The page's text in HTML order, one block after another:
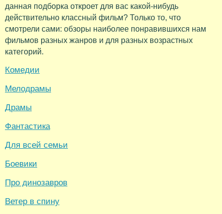
данная подборка откроет для вас какой-нибудь
действительно классный фильм? Только то, что
смотрели сами: обзоры наиболее понравившихся нам
фильмов разных жанров и для разных возрастных
категорий.
Комедии
Мелодрамы
Драмы
Фантастика
Для всей семьи
Боевики
Про динозавров
Ветер в спину